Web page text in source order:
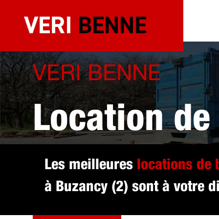
contenu
VERI BENNE
Location de
Les meilleures locations de
à Buzancy (2) sont à votre